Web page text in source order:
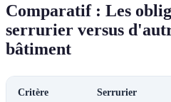
Comparatif : Les
serrurier versus
bâtiment
Critère Serrurier